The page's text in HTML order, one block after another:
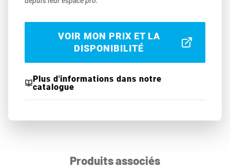
VOIR MON PRIX ET LA
DISPONIBILITÉ
Plus d'informations dans notre
catalogue
Produits associés